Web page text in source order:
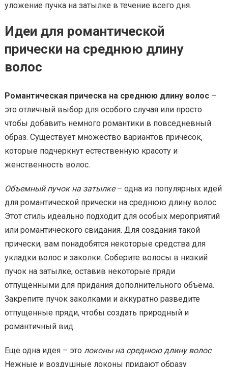
уложение пучка на затылке в течение всего дня.
Идеи для романтической
прически на среднюю длину
волос
Романтическая прическа на среднюю длину волос–
это отличный выбор для особого случая или просто
чтобы добавить немного романтики в повседневный
образ. Существует множество вариантов причесок,
которые подчеркнут естественную красоту и
женственность волос.
Объемный пучок на затылке– одна из популярных идей
для романтической прически на среднюю длину волос.
Этот стиль идеально подходит для особых мероприятий
или романтического свидания. Для создания такой
прически, вам понадобятся некоторые средства для
укладки волос и заколки. Соберите волосы в низкий
пучок на затылке, оставив некоторые пряди
отпущенными для придания дополнительного объема.
Закрепите пучок заколками и аккуратно разведите
отпущенные пряди, чтобы создать природный и
романтичный вид.
Еще одна идея – это локоны на среднюю длину волос.
Нежные и воздушные локоны придают образу